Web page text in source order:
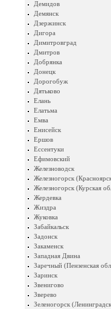
Демидов
Демянск
Дзержинск
Дигора
Димитровград
Дмитров
Добрянка
Донецк
Дорогобуж
Дятьково
Елань
Елатьма
Емва
Енисейск
Ершов
Ессентуки
Ефимовский
Железноводск
Железногорск
Железногорск (Курская
Жердевка
Жиздра
Жуковка
Забайкальск
Задонск
Закаменск
Западная Двина
Заречный (Пензенская
Заринск
Звенигово
Зверево
Зеленогорск